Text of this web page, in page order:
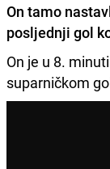
On tamo
posljednji gol
On je u 8.
suparničkom